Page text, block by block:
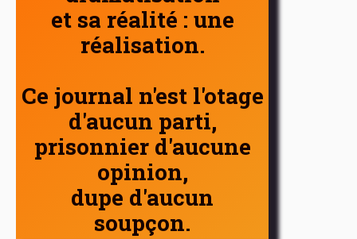
et sa réalité : une
réalisation.
Ce journal n'est l'otage
d'aucun parti,
prisonnier d'aucune
opinion,
dupe d'aucun
soupçon.